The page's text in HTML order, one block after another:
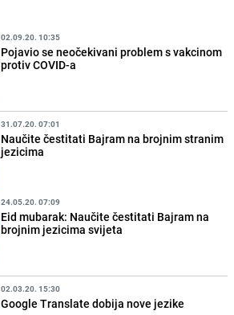
02.09.20. 10:35
Pojavio se neočekivani problem s vakcinom
protiv COVID-a
31.07.20. 07:01
Naučite čestitati Bajram na brojnim stranim
jezicima
24.05.20. 07:09
Eid mubarak: Naučite čestitati Bajram na
brojnim jezicima svijeta
02.03.20. 15:30
Google Translate dobija nove jezike